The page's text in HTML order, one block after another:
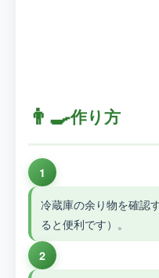
👨‍🍳作り方
1
冷蔵庫の余り物を確認
ると便利です）。
2